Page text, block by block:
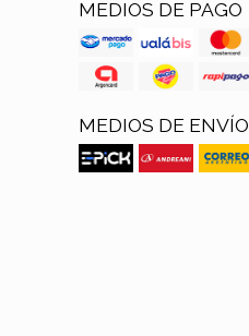
MEDIOS DE PAGO
MEDIOS DE ENVÍO